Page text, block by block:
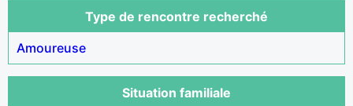
Type de rencontre recherché
Amoureuse
Situation familiale